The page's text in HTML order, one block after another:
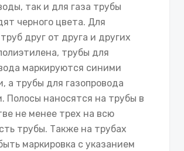
так и для газа трубы
черного цвета. Для
друг от друга и других
трубы для
маркируются синими
а трубы для газопровода
Полосы наносятся на трубы в
не менее трех на всю
трубы. Также на трубах
маркировка с указанием